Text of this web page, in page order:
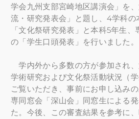
学会九州支部宮崎地区講演会」を
流・研究発表会」と題し、4学科の
「文化祭研究発表」と本科5年生
の「学生口頭発表」を行いました。
学内外から多数の方が参加され
学術研究および文化祭活動状況（
ご覧いただき、事前にお申し込み
専同窓会「深山会」同窓生による
た。今後、この審査結果を参考に